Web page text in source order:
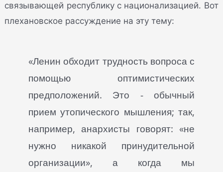
связывающей республику с национализацией. Вот
плехановское рассуждение на эту тему:
«Ленин обходит трудность вопроса с
помощью оптимистических
предположений. Это - обычный
прием утопического мышления; так,
например, анархисты говорят: «не
нужно никакой принудительной
организации», а когда мы